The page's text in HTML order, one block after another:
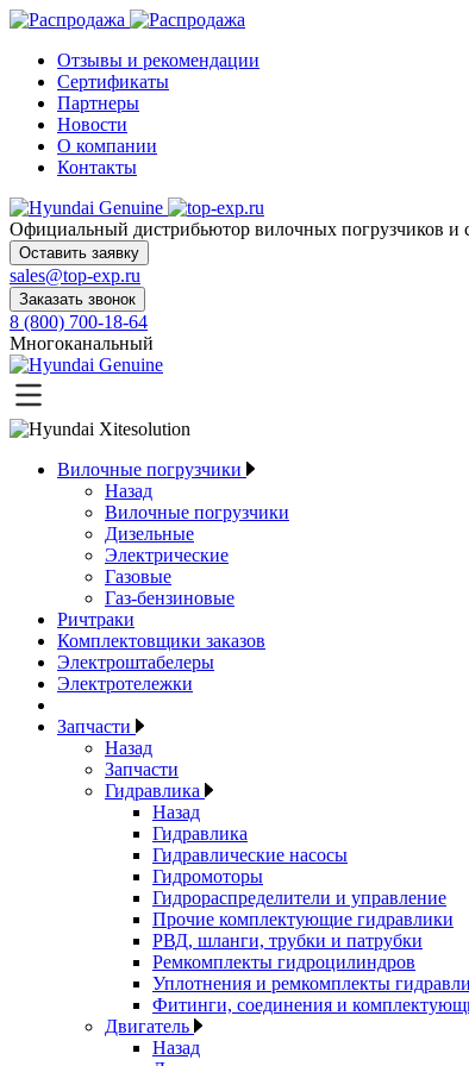
Отзывы и рекомендации
Сертификаты
Партнеры
Новости
О компании
Контакты
Официальный дистрибьютор вилочных погрузчиков
Оставить заявку
sales@top-exp.ru
Заказать звонок
8 (800) 700-18-64
Многоканальный
Вилочные погрузчики
Назад
Вилочные погрузчики
Дизельные
Электрические
Газовые
Газ-бензиновые
Ричтраки
Комплектовщики заказов
Электроштабелеры
Электротележки
Запчасти
Назад
Запчасти
Гидравлика
Назад
Гидравлика
Гидравлические насосы
Гидромоторы
Гидрораспределители и управление
Прочие комплектующие гидравлики
РВД, шланги, трубки и патрубки
Ремкомплекты гидроцилиндров
Уплотнения и ремкомплекты
Фитинги, соединения и
Двигатель
Назад